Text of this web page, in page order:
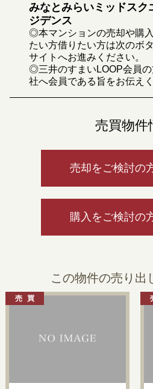
みなとみらいミッドスク
ジデンス
◎本マンションの売却や購
たい方借りたい方は次のボ
サイトへお進みください。
◎三井のすまいLOOP会員
社へ会員である旨をお伝え
売買物件
売却をご検討の
購入をご検討の
この物件の売り出